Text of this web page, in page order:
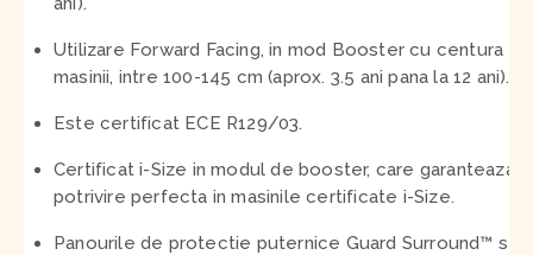
Utilizare Forward Facing, in mod Booster cu centura
masinii, intre 100-145 cm (aprox. 3.5 ani pana la 12 ani).
Este certificat ECE R129/03.
Certificat i-Size in modul de booster, care garanteaza o
potrivire perfecta in masinile certificate i-Size.
Panourile de protectie puternice Guard Surround™ se